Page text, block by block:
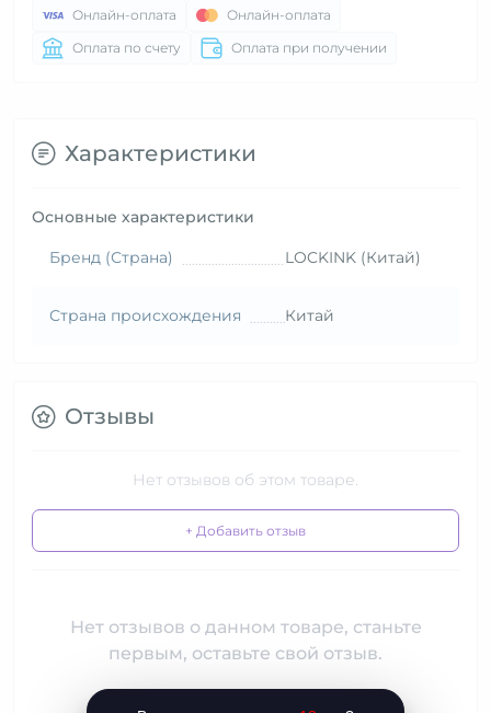
Онлайн-оплата
Онлайн-оплата
Оплата по счету
Оплата при получении
Характеристики
Основные характеристики
Бренд (Страна) LOCKINK (Китай)
Страна происхождения Китай
Отзывы
Нет отзывов об этом товаре.
+ Добавить отзыв
Нет отзывов о данном товаре, станьте
первым, оставьте свой отзыв.